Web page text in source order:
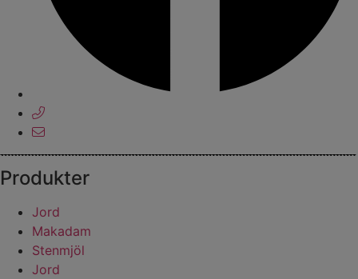
Produkter
Jord
Makadam
Stenmjöl
Jord